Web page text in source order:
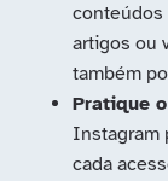
conteúdos
artigos ou
também
Pratique
Instagram
cada